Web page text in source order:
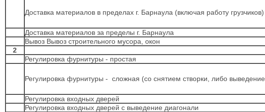
Доставка материалов в пределах г. Барнаула (включая работу грузчиков)
Доставка материалов за пределы г. Барнаула
Вывоз Вывоз строительного мусора, окон
2
Регулировка фурнитуры - простая
Регулировка фурнитуры - сложная (со снятием створки, либо
Регулировка входных дверей
Регулировка входных дверей с выведение диагонали